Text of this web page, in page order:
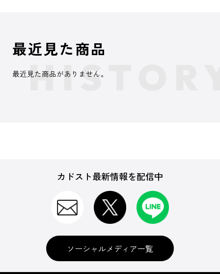
最近見た商品
最近見た商品がありません。
カドスト最新情報を配信中
ソーシャルメディア一覧